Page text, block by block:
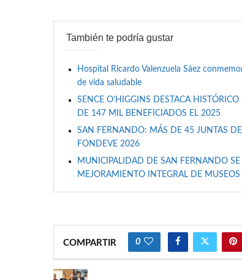
También te podría gustar
Hospital Ricardo Valenzuela Sáez
de vida saludable
SENCE O’HIGGINS DESTACA
DE 147 MIL BENEFICIADOS EL 2025
SAN FERNANDO: MÁS DE 45 JUNTAS
FONDEVE 2026
MUNICIPALIDAD DE SAN FERNANDO
MEJORAMIENTO INTEGRAL DE MUSEOS
COMPARTIR 0